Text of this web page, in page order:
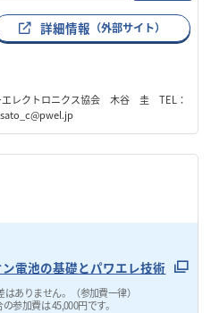
詳細情報 （外部サイト）
エレクトロニクス協会 木谷 圭 TEL：
電池の基礎とパワエレ技術
ありません。（参加費一律）
参加費は 45,000円です。